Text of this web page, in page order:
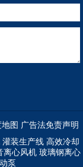
图 广告法免责声明
灌装生产线 高效冷却
离心风机 玻璃钢离心
泵